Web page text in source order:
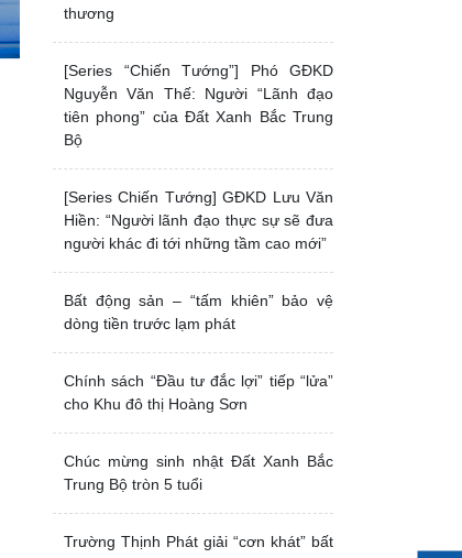
thương
[Series “Chiến Tướng”] Phó GĐKD
Nguyễn Văn Thế: Người “Lãnh đạo
tiên phong” của Đất Xanh Bắc Trung
Bộ
[Series Chiến Tướng] GĐKD Lưu Văn
Hiền: “Người lãnh đạo thực sự sẽ đưa
người khác đi tới những tầm cao mới”
Bất động sản – “tấm khiên” bảo vệ
dòng tiền trước lạm phát
Chính sách “Đầu tư đắc lợi” tiếp “lửa”
cho Khu đô thị Hoàng Sơn
Chúc mừng sinh nhật Đất Xanh Bắc
Trung Bộ tròn 5 tuổi
Trường Thịnh Phát giải “cơn khát” bất